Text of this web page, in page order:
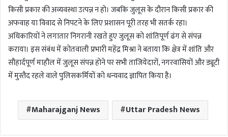
किसी प्रकार की अव्यवस्था उत्पन्न न हो। जबकि जुलूस के दौरान किसी प्रकार की
अफवाह या विवाद से निपटने के लिए प्रशासन पूरी तरह भी सतर्क रहा।
अधिकारियों ने लगातार निगरानी रखते हुए जुलूस को शांतिपूर्ण ढंग से संपन्न
कराया। इस संबंध में कोतवाली प्रभारी महेंद्र मिश्रा ने बताया कि क्षेत्र में शांति और
सौहार्दपूर्ण माहौल में जुलूस संपन्न होने पर सभी ताजियेदारों, नगरवासियों और ड्यूटी
में मुस्तैद रहले वाले पुलिसकर्मियों को धन्यवाद ज्ञापित किया है।
Maharajganj News Uttar Pradesh News